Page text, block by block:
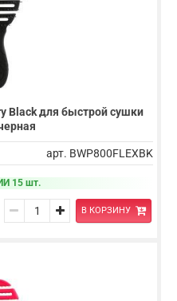
Black для быстрой сушки
арт. BWP800FLEXBK
15 шт.
В КОРЗИНУ